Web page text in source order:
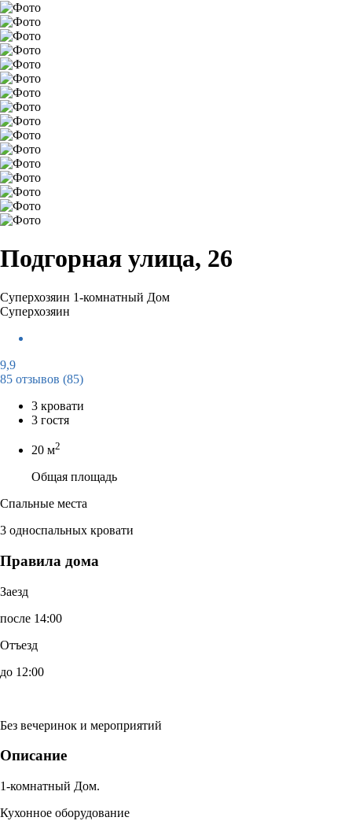
Подгорная улица, 26
Суперхозяин 1-комнатный Дом
Суперхозяин
9,9
85 отзывов (85)
3 кровати
3 гостя
20 м2
Общая площадь
Спальные места
3 односпальных кровати
Правила дома
Заезд
после 14:00
Отъезд
до 12:00
Без вечеринок и мероприятий
Описание
1-комнатный Дом.
Кухонное оборудование